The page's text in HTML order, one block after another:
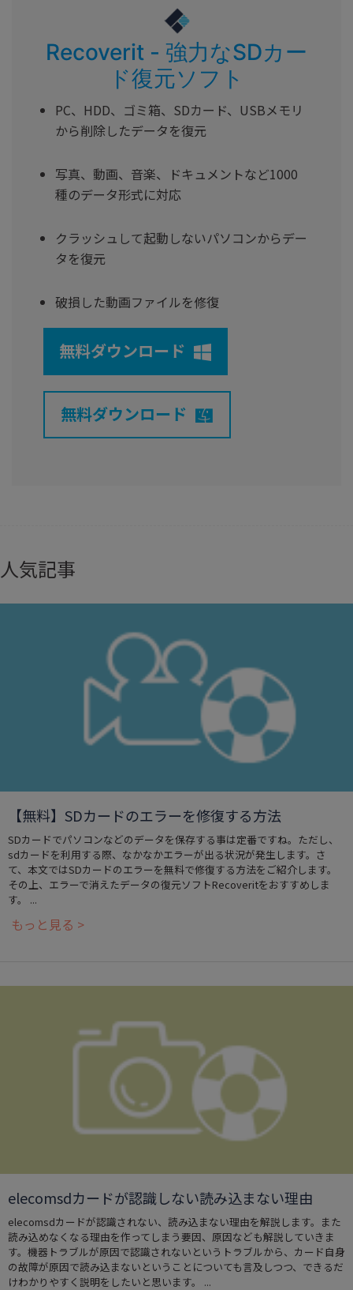
Recoverit - 強力なSDカー
ド復元ソフト
PC、HDD、ゴミ箱、SDカード、USBメモリ
から削除したデータを復元
写真、動画、音楽、ドキュメントなど1000
種のデータ形式に対応
クラッシュして起動しないパソコンからデー
タを復元
破損した動画ファイルを修復
無料ダウンロード
無料ダウンロード
人気記事
【無料】SDカードのエラーを修復する方法
SDカードでパソコンなどのデータを保存する事は定番ですね。ただし、
sdカードを利用する際、なかなかエラーが出る状況が発生します。さ
て、本文ではSDカードのエラーを無料で修復する方法をご紹介します。
その上、エラーで消えたデータの復元ソフトRecoveritをおすすめしま
す。 ...
もっと見る >
elecomsdカードが認識しない読み込まない理由
elecomsdカードが認識されない、読み込まない理由を解説します。また
読み込めなくなる理由を作ってしまう要因、原因なども解説していきま
す。機器トラブルが原因で認識されないというトラブルから、カード自身
の故障が原因で読み込まないということについても言及しつつ、できるだ
けわかりやすく説明をしたいと思います。 ...